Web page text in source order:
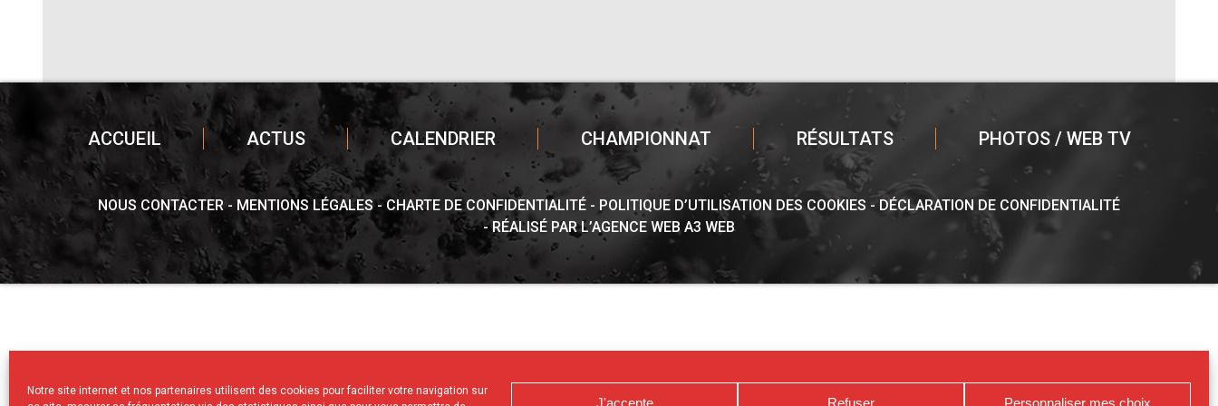
Notre site internet et nos partenaires utilisent des cookies pour faciliter votre navigation sur
J'accepte Refuser Personnaliser mes choix
ACCUEIL ACTUS CALENDRIER CHAMPIONNAT RÉSULTATS PHOTOS / WEB TV
NOUS CONTACTER MENTIONS LÉGALES CHARTE DE CONFIDENTIALITÉ POLITIQUE D’UTILISATION DES COOKIES
DÉCLARATION DE CONFIDENTIALITÉ
RÉALISÉ PAR L’AGENCE WEB A3 WEB